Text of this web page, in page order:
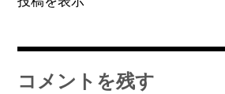
ン
コメントを残す